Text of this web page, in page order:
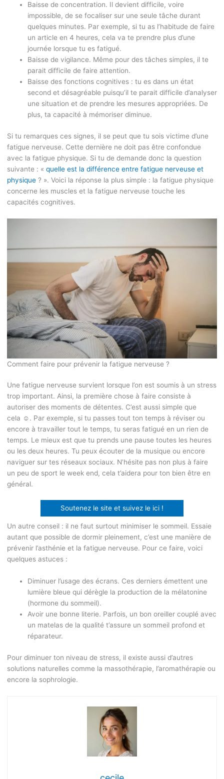
Baisse de concentration. Il devient difficile, voire
impossible, de se focaliser sur une seule tâche durant
quelques minutes. Par exemple, si tu as l’habitude de faire
un article en 4 heures, cela va te prendre plus d’une
journée lorsque tu es fatigué.
Baisse de vigilance. Même pour des tâches simples, il te
parait difficile de faire attention.
Baisse des fonctions cognitives : tu es dans un état
second et désagréable puisqu’il te parait difficile d’analyser
une situation et de prendre les mesures appropriées. De
plus, ta capacité à mémoriser diminue.
Si tu remarques ces signes, il se peut que tu sois victime d’une
fatigue nerveuse. Cette dernière ne doit pas être confondue
avec la fatigue physique. Si tu de demande donc la question
suivante : « quelle est la différence entre fatigue nerveuse et
physique ? ». Voici la réponse la plus simple : la fatigue physique
concerne les muscles et la fatigue nerveuse touche les
capacités cognitives.
Comment faire pour prévenir la fatigue nerveuse ?
Une fatigue nerveuse survient lorsque l’on est soumis à un stress
trop important. Ainsi, la première chose à faire consiste à
autoriser des moments de détentes. C’est aussi simple que
cela ☺. Par exemple, si tu passes tout ton temps à réviser ou
encore à travailler tout le temps, tu seras fatigué en un rien de
temps. Le mieux est que tu prends une pause toutes les heures
ou les deux heures. Tu peux écouter de la musique ou encore
naviguer sur tes réseaux sociaux. N’hésite pas non plus à faire
un peu de sport le week end, cela t’aidera pour ton bien être en
général.
Soutenez le site et suivez le ici !
Un autre conseil : il ne faut surtout minimiser le sommeil. Essaie
autant que possible de dormir pleinement, c’est une manière de
prévenir l’asthénie et la fatigue nerveuse. Pour ce faire, voici
quelques astuces :
Diminuer l’usage des écrans. Ces derniers émettent une
lumière bleue qui dérègle la production de la mélatonine
(hormone du sommeil).
Avoir une bonne literie. Parfois, un bon oreiller couplé avec
un matelas de la qualité t’assure un sommeil profond et
réparateur.
Pour diminuer ton niveau de stress, il existe aussi d’autres
solutions naturelles comme la massothérapie, l’aromathérapie ou
encore la sophrologie.